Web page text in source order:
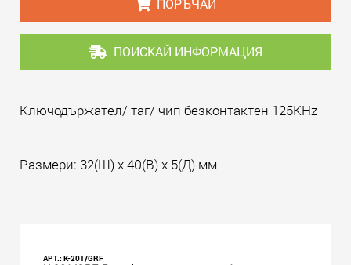
ПОРЪЧАЙ
ПОИСКАЙ ИНФОРМАЦИЯ
Ключодържател/ таг/ чип безконтактен 125KHz
Размери: 32(Ш) x 40(В) x 5(Д) мм
АРТ.: K-201/GRF